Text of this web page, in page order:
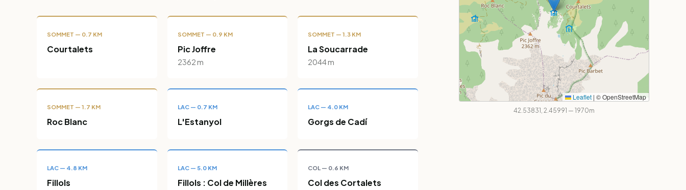
SOMMET — 0.7 KM
Courtalets
SOMMET — 0.9 KM
Pic Joffre
2362 m
SOMMET — 1.3 KM
La Soucarrade
2044 m
SOMMET — 1.7 KM
Roc Blanc
LAC — 0.7 KM
L'Estanyol
LAC — 4.0 KM
Gorgs de Cadí
LAC — 4.8 KM
Fillols
LAC — 5.0 KM
Fillols : Col de Millères
COL — 0.6 KM
Col des Cortalets
Leaflet | © OpenStreetMap
42.53831, 2.45991 — 1970m